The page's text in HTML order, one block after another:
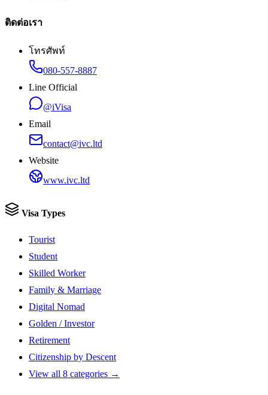
ติดต่อเรา
โทรศัพท์
080-557-8887
Line Official
@iVisa
Email
contact@ivc.ltd
Website
www.ivc.ltd
Visa Types
Tourist
Student
Skilled Worker
Family & Marriage
Digital Nomad
Golden / Investor
Retirement
Citizenship by Descent
View all 8 categories →